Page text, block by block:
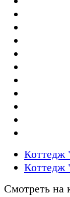
Коттедж
Коттедж
Смотреть на